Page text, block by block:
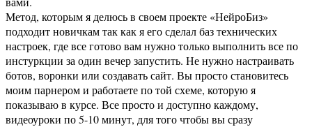
Метод, которым я делюсь в своем проекте «НейроБиз»
подходит новичкам так как я его сделал баз технических
настроек, где все готово вам нужно только выполнить все по
инстуркции за один вечер запустить. Не нужно настраивать
ботов, воронки или создавать сайт. Вы просто становитесь
моим парнером и работаете по той схеме, которую я
показываю в курсе. Все просто и доступно каждому,
видеоуроки по 5-10 минут, для того чтобы вы сразу